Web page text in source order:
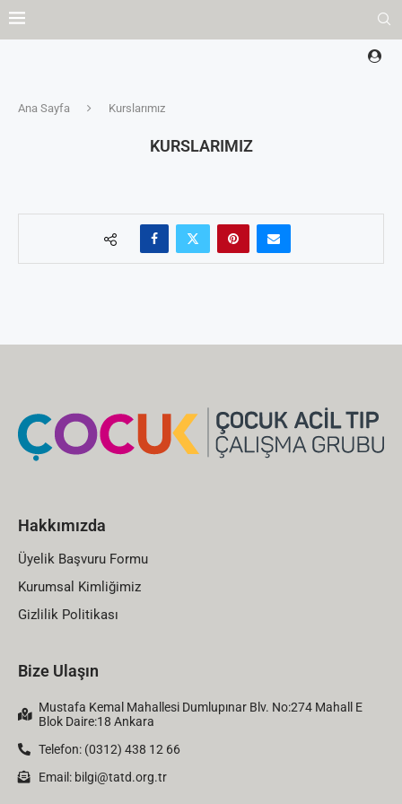
Ana Sayfa Kurslarımız
KURSLARIMIZ
Hakkımızda
Üyelik Başvuru Formu
Kurumsal Kimliğimiz
Gizlilik Politikası
Bize Ulaşın
Mustafa Kemal Mahallesi Dumlupınar Blv. No:274 Mahall E
Blok Daire:18 Ankara
Telefon: (0312) 438 12 66
Email: bilgi@tatd.org.tr